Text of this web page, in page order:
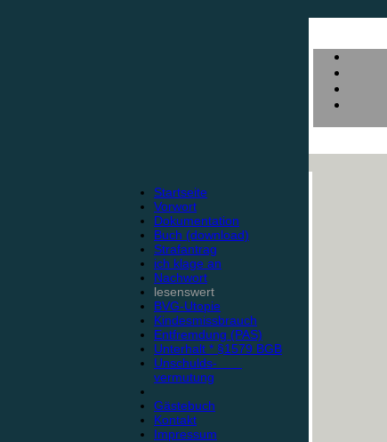
Startseite
Vorwort
Dokumentation
Buch (download)
Strafantrag
ich klage an
Nachwort
lesenswert
BVG-Utopie
Kindesmissbrauch
Entfremdung (PAS)
Unterhalt * §1579 BGB
Unschulds-
vermutung
Gästebuch
Kontakt
Impressum